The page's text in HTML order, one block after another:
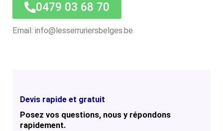
0479 03 68 70
Email: info@lesserruriersbelges.be
Devis rapide et gratuit
Posez vos questions, nous y répondons
rapidement.